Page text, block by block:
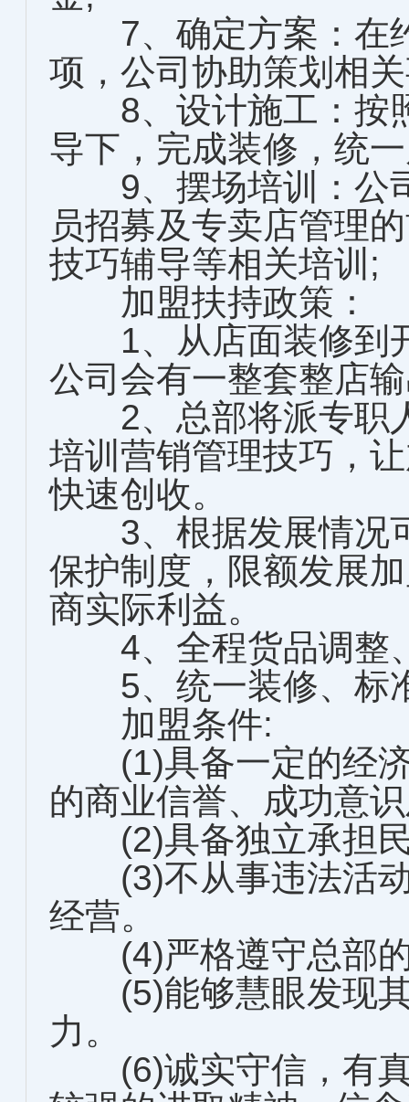
7、确定方案：在
项，公司协助策划相
8、设计施工：按
导下，完成装修，统
9、摆场培训：公
员招募及专卖店管理
技巧辅导等相关培训;
加盟扶持政策：
1、从店面装修到
公司会有一整套整店
2、总部将派专职
培训营销管理技巧，
快速创收。
3、根据发展情况
保护制度，限额发展
商实际利益。
4、全程货品调整
5、统一装修、标
加盟条件:
(1)具备一定的经济
的商业信誉、成功意
(2)具备独立承担民
(3)不从事违法活动
经营。
(4)严格遵守总部的
(5)能够慧眼发现其
力。
(6)诚实守信，有真